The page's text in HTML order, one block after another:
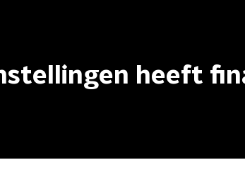
heeft